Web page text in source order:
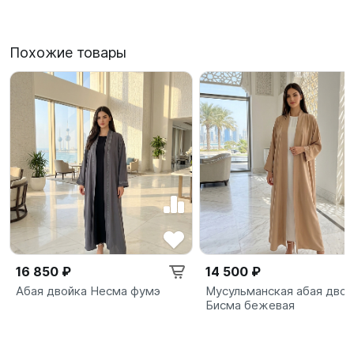
Похожие товары
16 850 ₽
Абая двойка Несма фумэ
14 500 ₽
Мусульманская абая
Бисма бежевая